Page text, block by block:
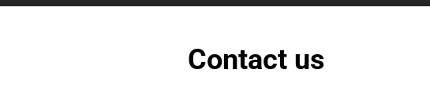
Contact us